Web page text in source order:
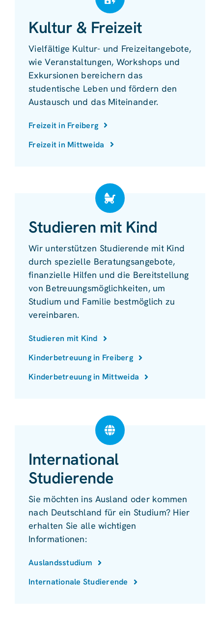
Kultur & Freizeit
Vielfältige Kultur- und Freizeitangebote,
wie Veranstaltungen, Workshops und
Exkursionen bereichern das
studentische Leben und fördern den
Austausch und das Miteinander.
Freizeit in Freiberg
Freizeit in Mittweida
Studieren mit Kind
Wir unterstützen Studierende mit Kind
durch spezielle Beratungsangebote,
finanzielle Hilfen und die Bereitstellung
von Betreuungsmöglichkeiten, um
Studium und Familie bestmöglich zu
vereinbaren.
Studieren mit Kind
Kinderbetreuung in Freiberg
Kinderbetreuung in Mittweida
International
Studierende
Sie möchten ins Ausland oder kommen
nach Deutschland für ein Studium? Hier
erhalten Sie alle wichtigen
Informationen:
Auslandsstudium
Internationale Studierende